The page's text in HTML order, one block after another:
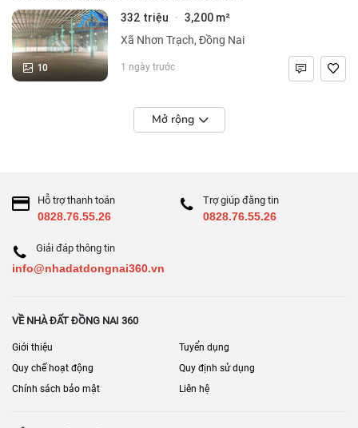
10
332 triệu · 3,200 m²
Xã Nhơn Trạch, Đồng Nai
1 ngày trước
Mở rộng
Hỗ trợ thanh toán
0828.76.55.26
Trợ giúp đăng tin
0828.76.55.26
Giải đáp thông tin
info@nhadatdongnai360.vn
VỀ NHÀ ĐẤT ĐỒNG NAI 360
Giới thiệu
Tuyển dụng
Quy chế hoạt động
Quy định sử dụng
Chính sách bảo mật
Liên hệ